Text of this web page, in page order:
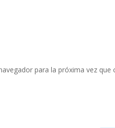
para la próxima vez que